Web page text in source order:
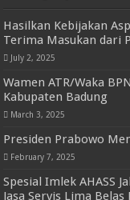
Hasilkan Kebijakan
Terima Masukan dari
July 2, 2025
Wamen ATR/Waka
Kabupaten Badung
March 3, 2025
Presiden Prabowo
February 7, 2025
Spesial Imlek AHASS
Jasa Servis Lima